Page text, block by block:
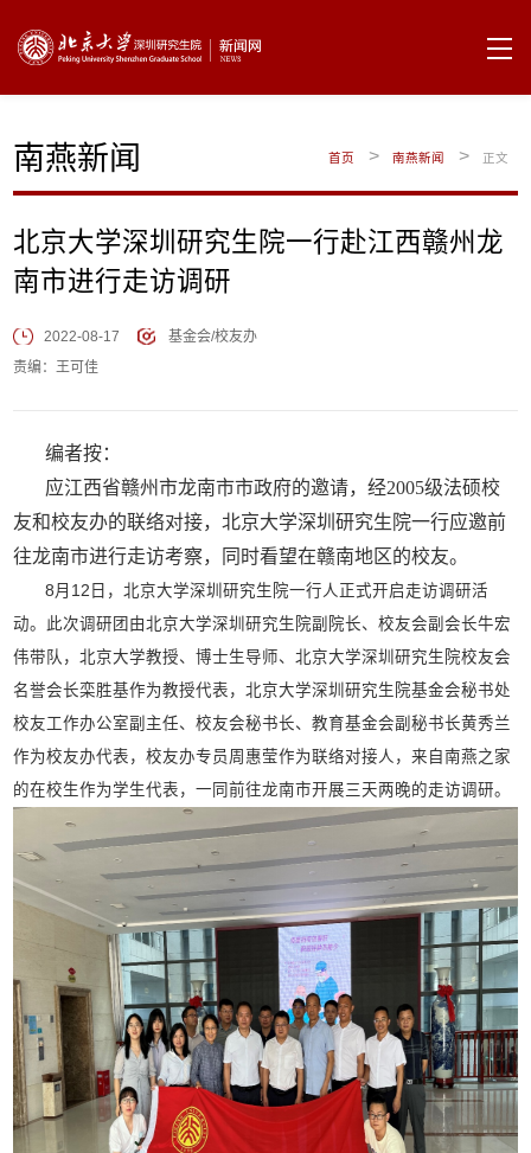
南燕新闻 首页 > 南燕新闻 > 正文
北京大学深圳研究生院一行赴江西赣州龙
南市进行走访调研
2022-08-17
基金会/校友办
责编：王可佳
编者按：
应江西省赣州市龙南市市政府的邀请，经2005级法硕校
友和校友办的联络对接，北京大学深圳研究生院一行应邀前
往龙南市进行走访考察，同时看望在赣南地区的校友。
8月12日，北京大学深圳研究生院一行人正式开启走访调研活
动。此次调研团由北京大学深圳研究生院副院长、校友会副会长牛宏
伟带队，北京大学教授、博士生导师、北京大学深圳研究生院校友会
名誉会长栾胜基作为教授代表，北京大学深圳研究生院基金会秘书处
校友工作办公室副主任、校友会秘书长、教育基金会副秘书长黄秀兰
作为校友办代表，校友办专员周惠莹作为联络对接人，来自南燕之家
的在校生作为学生代表，一同前往龙南市开展三天两晚的走访调研。